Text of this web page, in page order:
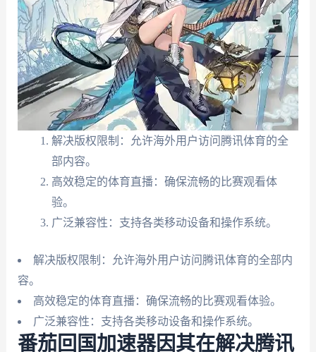
解决版权限制：允许海外用户访问腾讯体育的全
部内容。
高效稳定的体育直播：确保流畅的比赛观看体
验。
广泛兼容性：支持各类移动设备和操作系统。
解决版权限制：允许海外用户访问腾讯体育的全部内
容。
高效稳定的体育直播：确保流畅的比赛观看体验。
广泛兼容性：支持各类移动设备和操作系统。
番茄回国加速器因其在解决腾讯